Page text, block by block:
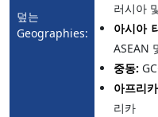
덮는
Geographies:
러시아
아시아
ASEAN
중동:
아프리
리카